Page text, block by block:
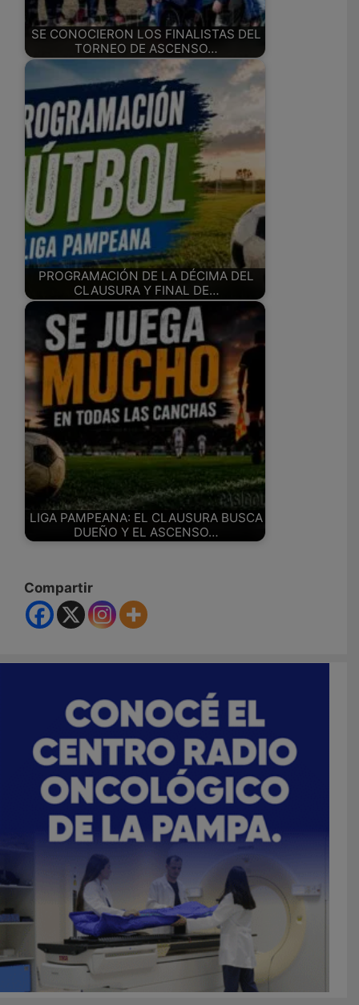
SE CONOCIERON LOS FINALISTAS DEL
TORNEO DE ASCENSO…
PROGRAMACIÓN DE LA DÉCIMA DEL
CLAUSURA Y FINAL DE…
LIGA PAMPEANA: EL CLAUSURA BUSCA
DUEÑO Y EL ASCENSO…
Compartir